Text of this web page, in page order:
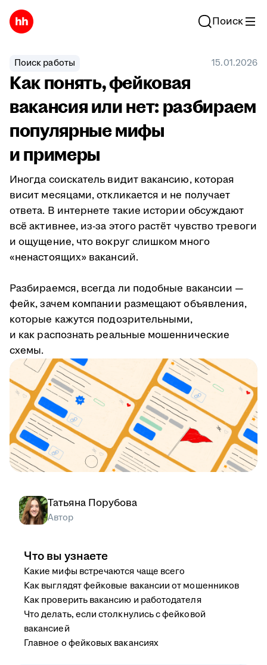
Поиск
Поиск работы 15.01.2026
Как понять, фейковая
вакансия или нет: разбираем
популярные мифы
и примеры
Иногда соискатель видит вакансию, которая
висит месяцами, откликается и не получает
ответа. В интернете такие истории обсуждают
всё активнее, из-за этого растёт чувство тревоги
и ощущение, что вокруг слишком много
«ненастоящих» вакансий.
Разбираемся, всегда ли подобные вакансии —
фейк, зачем компании размещают объявления,
которые кажутся подозрительными,
и как распознать реальные мошеннические
схемы.
Татьяна Порубова
Автор
Что вы узнаете
Какие мифы встречаются чаще всего
Как выглядят фейковые вакансии от мошенников
Как проверить вакансию и работодателя
Что делать, если столкнулись с фейковой
вакансией
Главное о фейковых вакансиях